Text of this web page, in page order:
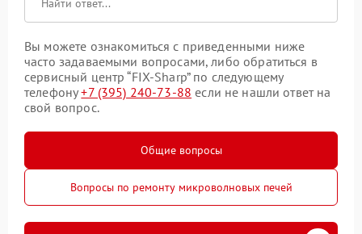
Вы можете ознакомиться с приведенными ниже
часто задаваемыми вопросами, либо обратиться в
сервисный центр “FIX-Sharp” по следующему
телефону+7 (395) 240-73-88 если не нашли ответ на
свой вопрос.
Общие вопросы
Вопросы по ремонту микроволновых печей